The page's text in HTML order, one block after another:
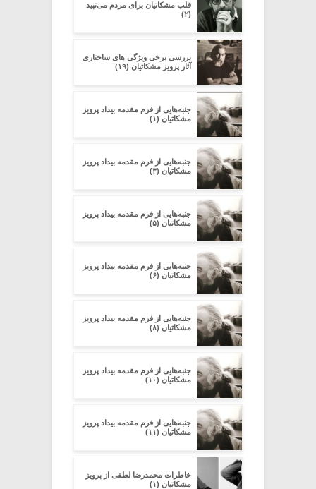
قلب مشکاتیان برای مردم می‌تپید
(۲)
بررسی برخی ویژگی های ساختاری
آثار پرویز مشکاتیان (۱۹)
جنبه‌هایی از فرم مقدمه‌ بیداد پرویز
مشکاتیان (۱)
جنبه‌هایی از فرم مقدمه‌ بیداد پرویز
مشکاتیان (۳)
جنبه‌هایی از فرم مقدمه‌ بیداد پرویز
مشکاتیان (۵)
جنبه‌هایی از فرم مقدمه‌ بیداد پرویز
مشکاتیان (۶)
جنبه‌هایی از فرم مقدمه‌ بیداد پرویز
مشکاتیان (۸)
جنبه‌هایی از فرم مقدمه‌ بیداد پرویز
مشکاتیان (۱۰)
جنبه‌هایی از فرم مقدمه‌ بیداد پرویز
مشکاتیان (۱۱)
خاطرات محمدرضا لطفی از پرویز
مشکاتیان (۱)